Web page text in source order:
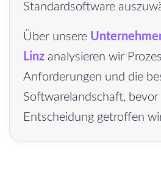
Standardsoftware
Über unsere
Linz analysieren wir
Anforderungen und die
Softwarelandschaft,
Entscheidung getroffen